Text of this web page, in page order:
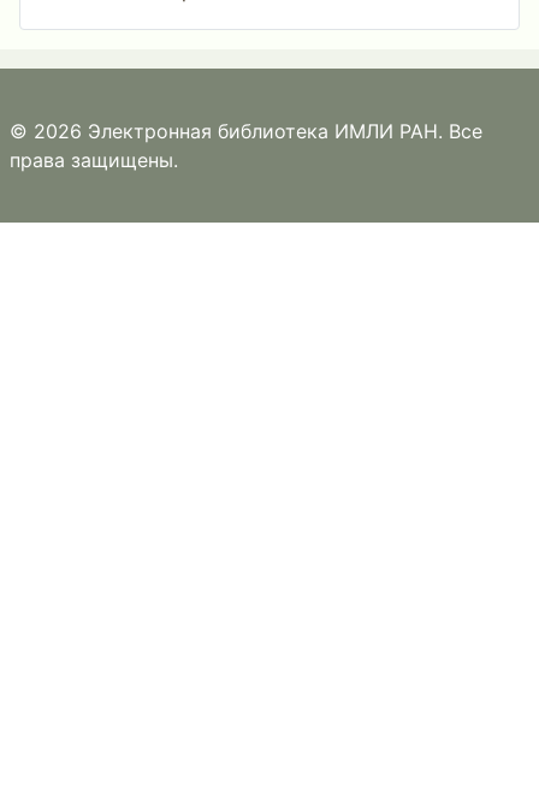
© 2026 Электронная библиотека ИМЛИ РАН. Все
права защищены.